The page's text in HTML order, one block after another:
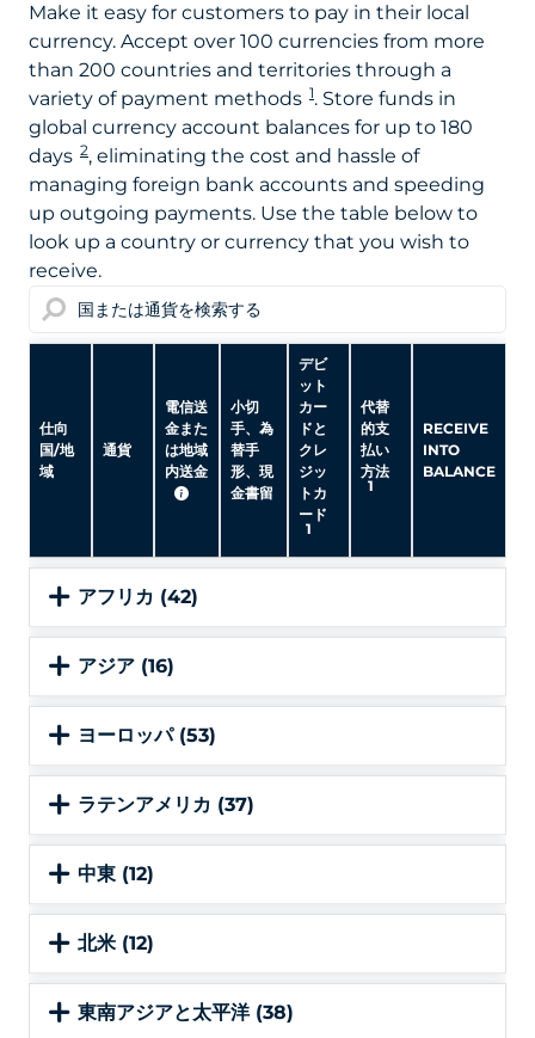
Make it easy for customers to pay in their local
currency. Accept over 100 currencies from more
than 200 countries and territories through a
variety of payment methods 1. Store funds in
global currency account balances for up to 180
days 2, eliminating the cost and hassle of
managing foreign bank accounts and speeding
up outgoing payments. Use the table below to
look up a country or currency that you wish to
receive.
仕向
国/地
域
通貨
電信送
金また
は地域
内送金
小切
手、為
替手
形、現
金書留
デビ
ット
カー
ドと
クレ
ジッ
トカ
ード
1
代替
的支
払い
方法
1
RECEIVE
INTO
BALANCE
アフリカ (42)
アジア (16)
ヨーロッパ (53)
ラテンアメリカ (37)
中東 (12)
北米 (12)
東南アジアと太平洋 (38)